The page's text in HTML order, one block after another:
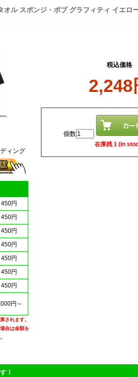
オル スポンジ・ボブ グラフィティ イエロ
ィング
450円
450円
450円
450円
450円
450円
450円
円～
されます。
合は金額を
税込価格
2,248
個数
在庫残 1 (in
！